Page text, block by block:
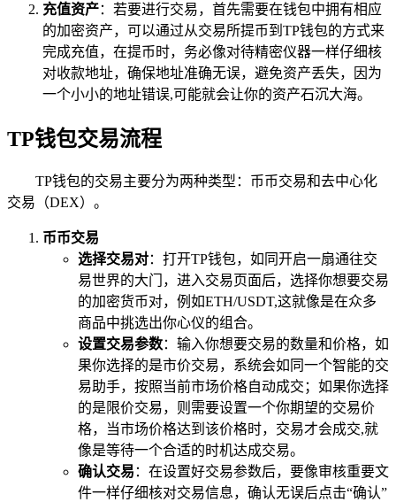
充值资产：若要进行交易，首先需要在钱包中拥有相应
的加密资产，可以通过从交易所提币到TP钱包的方式来
完成充值，在提币时，务必像对待精密仪器一样仔细核
对收款地址，确保地址准确无误，避免资产丢失，因为
一个小小的地址错误,可能就会让你的资产石沉大海。
TP钱包交易流程
TP钱包的交易主要分为两种类型：币币交易和去中心化
交易（DEX）。
币币交易
选择交易对：打开TP钱包，如同开启一扇通往交
易世界的大门，进入交易页面后，选择你想要交易
的加密货币对，例如ETH/USDT,这就像是在众多
商品中挑选出你心仪的组合。
设置交易参数：输入你想要交易的数量和价格，如
果你选择的是市价交易，系统会如同一个智能的交
易助手，按照当前市场价格自动成交；如果你选择
的是限价交易，则需要设置一个你期望的交易价
格，当市场价格达到该价格时，交易才会成交,就
像是等待一个合适的时机达成交易。
确认交易 ：在设置好交易参数后，要像审核重要文
件一样仔细核对交易信息，确认无误后点击“确认”